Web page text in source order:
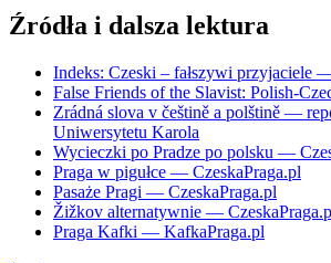
Źródła i dalsza lektura
Indeks: Czeski – fałszywi przyjaciele
False Friends of the Slavist: Polish-
Zrádná slova v češtině a polštině —
Uniwersytetu Karola
Wycieczki po Pradze po polsku —
Praga w pigułce — CzeskaPraga.pl
Pasaże Pragi — CzeskaPraga.pl
Žižkov alternatywnie —
Praga Kafki — KafkaPraga.pl